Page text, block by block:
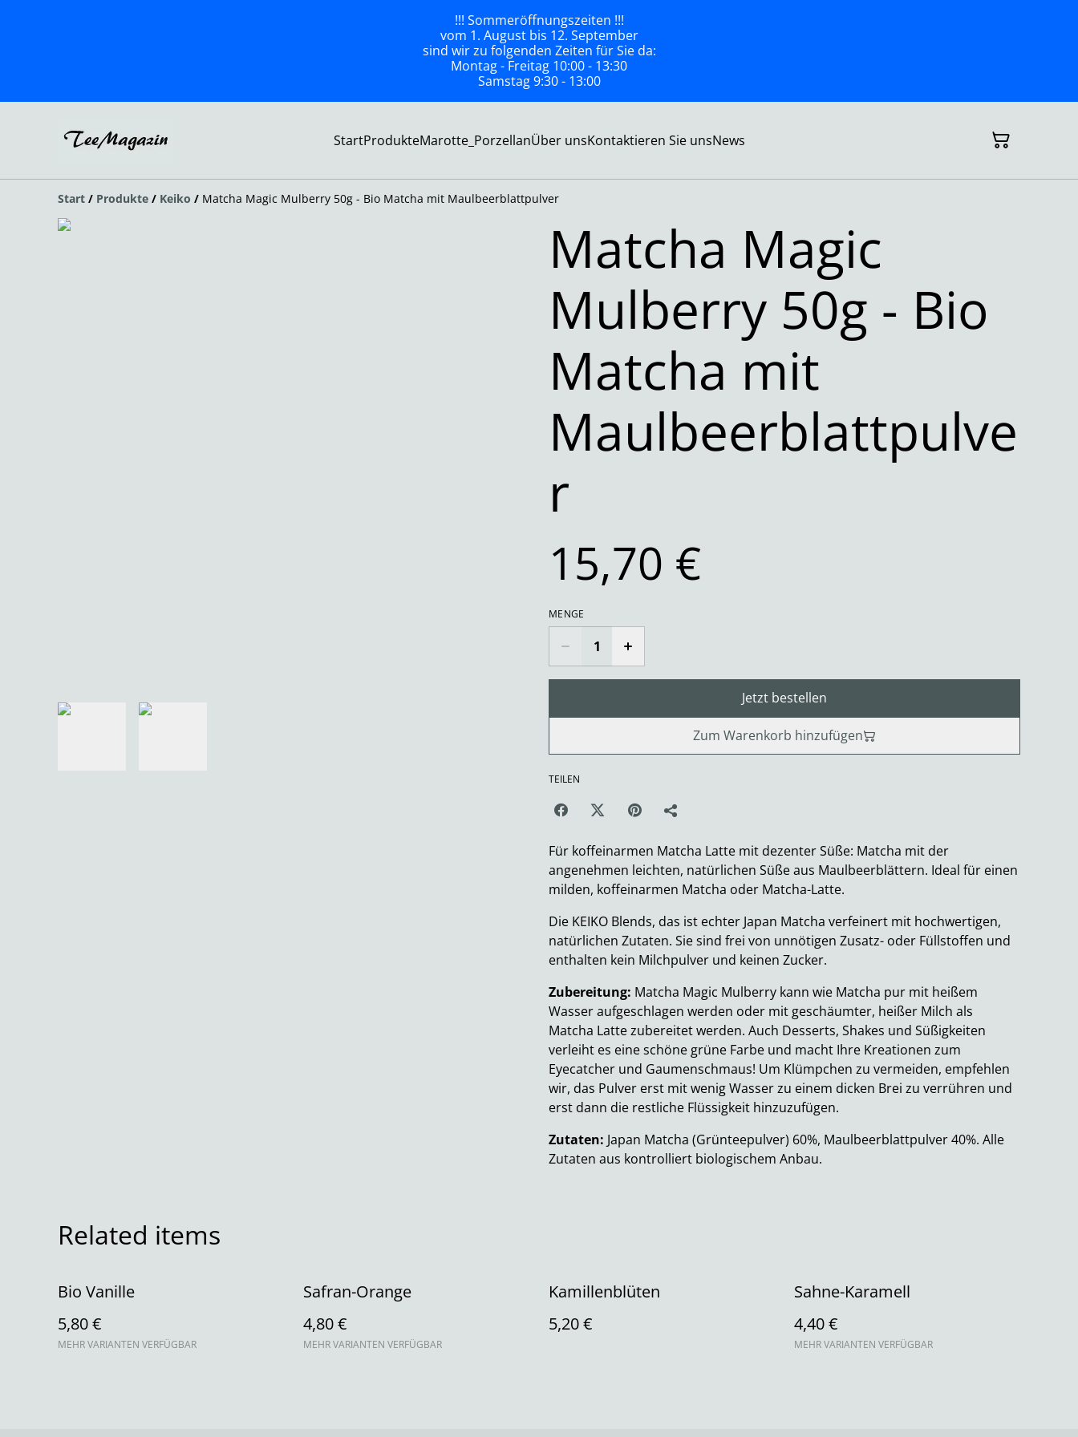
!!! Sommeröffnungszeiten !!!
vom 1. August bis 12. September
sind wir zu folgenden Zeiten für Sie da:
Montag - Freitag 10:00 - 13:30
Samstag 9:30 - 13:00
StartProdukteMarotte_PorzellanÜber unsKontaktieren Sie unsNews
Start / Produkte / Keiko / Matcha Magic Mulberry 50g - Bio Matcha mit Maulbeerblattpulver
Matcha Magic
Mulberry 50g - Bio
Matcha mit
Maulbeerblattpulve
r
15,70 €
MENGE
Jetzt bestellen
Zum Warenkorb hinzufügen
TEILEN
Für koffeinarmen Matcha Latte mit dezenter Süße: Matcha mit der
angenehmen leichten, natürlichen Süße aus Maulbeerblättern. Ideal für einen
milden, koffeinarmen Matcha oder Matcha-Latte.
Die KEIKO Blends, das ist echter Japan Matcha verfeinert mit hochwertigen,
natürlichen Zutaten. Sie sind frei von unnötigen Zusatz- oder Füllstoffen und
enthalten kein Milchpulver und keinen Zucker.
Zubereitung: Matcha Magic Mulberry kann wie Matcha pur mit heißem
Wasser aufgeschlagen werden oder mit geschäumter, heißer Milch als
Matcha Latte zubereitet werden. Auch Desserts, Shakes und Süßigkeiten
verleiht es eine schöne grüne Farbe und macht Ihre Kreationen zum
Eyecatcher und Gaumenschmaus! Um Klümpchen zu vermeiden, empfehlen
wir, das Pulver erst mit wenig Wasser zu einem dicken Brei zu verrühren und
erst dann die restliche Flüssigkeit hinzuzufügen.
Zutaten: Japan Matcha (Grünteepulver) 60%, Maulbeerblattpulver 40%. Alle
Zutaten aus kontrolliert biologischem Anbau.
Related items
Bio Vanille
5,80 €
MEHR VARIANTEN VERFÜGBAR
Safran-Orange
4,80 €
MEHR VARIANTEN VERFÜGBAR
Kamillenblüten
5,20 €
Sahne-Karamell
4,40 €
MEHR VARIANTEN VERFÜGBAR